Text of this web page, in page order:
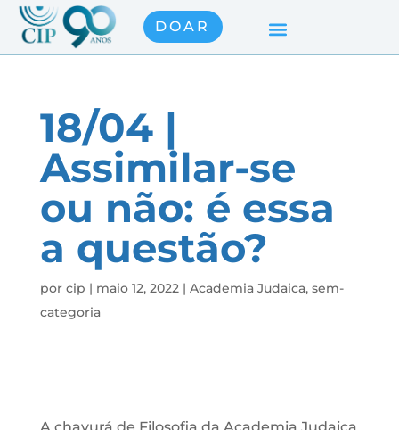
DOAR
18/04 |
Assimilar-se
ou não: é essa
a questão?
por cip | maio 12, 2022| Academia Judaica, sem-
categoria